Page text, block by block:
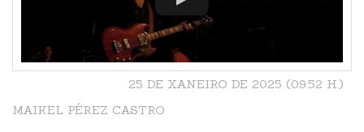
25 DE XANEIRO DE 2025 (09:52 H.)
MAIKEL PÉREZ CASTRO